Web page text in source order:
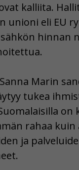
kalliita.
unioni eli EU
hinnan
Marin
tukea
on
rahaa kuin
ja